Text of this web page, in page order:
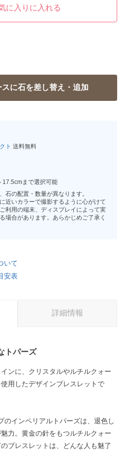
に入りに入れる
ト 送料無料
17.5cmまで選択可能
石の配置・数量が異なります。
近いカラーで撮影するように心がけて
利用の端末、ディスプレイによって実
場合があります。あらかじめご了承く
いて
安表
詳細情報
トパーズ
ンに、クリスタルやルチルクォー
用したデザインブレスレットで
のインペリアルトパーズは、退色し
力。黄金の針をもつルチルクォー
ブレスレットは、どんな人も魅了